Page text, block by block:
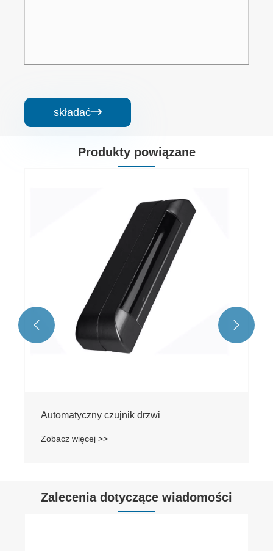
składać
Produkty powiązane
Automatyczny czujnik drzwi
Zobacz więcej >>
 
Zalecenia dotyczące wiadomości